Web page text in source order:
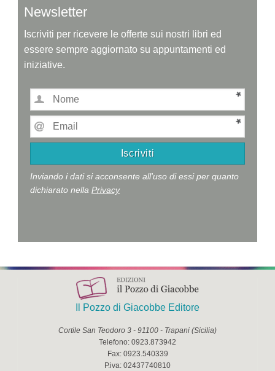
Newsletter
Iscriviti per ricevere le offerte sui nostri libri ed
essere sempre aggiornato su appuntamenti ed
iniziative.
Inviando i dati si acconsente all'uso di essi per quanto
dichiarato nellaPrivacy
Il Pozzo di Giacobbe Editore
Cortile San Teodoro 3 - 91100 - Trapani (Sicilia)
Telefono: 0923.873942
Fax: 0923.540339
P.iva: 02437740810